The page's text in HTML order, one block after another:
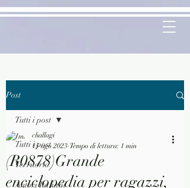
Post
Tutti i post
Territorio
Autori Italiani
Tutti i post
(R0878)Grande
enciclopedia per ragazzi,
challagi
15 ago 2023 Tempo di lettura: 1 min